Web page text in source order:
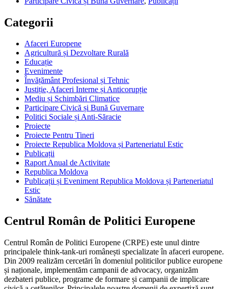
Categorii
Afaceri Europene
Agricultură și Dezvoltare Rurală
Educație
Evenimente
Învățământ Profesional și Tehnic
Justiție, Afaceri Interne și Anticorupție
Mediu și Schimbări Climatice
Participare Civică și Bună Guvernare
Politici Sociale și Anti-Săracie
Proiecte
Proiecte Pentru Tineri
Proiecte Republica Moldova și Parteneriatul Estic
Publicații
Raport Anual de Activitate
Republica Moldova
Publicații și Eveniment Republica Moldova și Parteneriatul
Estic
Sănătate
Centrul Român de Politici Europene
Centrul Român de Politici Europene (CRPE) este unul dintre
principalele think-tank-uri românești specializate în afaceri europene.
Din 2009 realizăm cercetări în domeniul politicilor publice europene
și naționale, implementăm campanii de advocacy, organizăm
dezbateri publice, programe de formare și campanii de implicare